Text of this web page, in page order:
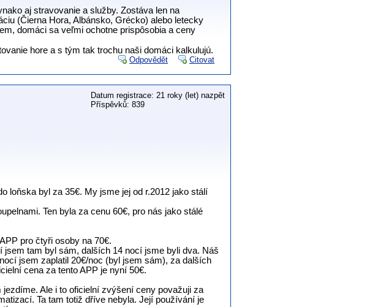
aj stravovanie a služby. Zostáva len na
(Čierna Hora, Albánsko, Grécko) alebo letecky
domáci sa veľmi ochotne prispôsobia a ceny
hore a s tým tak trochu naši domáci kalkulujú.
Odpovědět Citovat
Datum registrace: 21 roky (let) nazpět
Příspěvků: 839
loňska byl za 35€. My jsme jej od r.2012 jako stálí
Ten byla za cenu 60€, pro nás jako stálé
pro čtyři osoby na 70€.
tam byl sám, dalších 14 nocí jsme byli dva. Náš
jsem zaplatil 20€/noc (byl jsem sám), za dalších
cena za tento APP je nyní 50€.
Ale i to oficielní zvýšení ceny považuji za
Ta tam totiž dříve nebyla. Její používání je